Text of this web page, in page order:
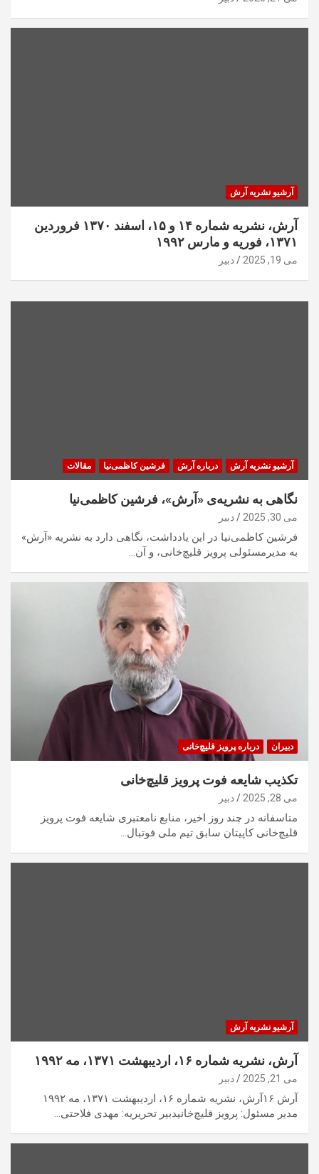
آرشیو نشریه آرش
آرش، نشریه شماره ۱۴ و ۱۵، اسفند ۱۳۷۰ فروردین
۱۳۷۱، فوریه و مارس ۱۹۹۲
می 19, 2025 دبیر
آرشیو نشریه آرش درباره آرش فرشین کاظمی‌نیا مقالات
نگاهی به نشریه‌ی «آرش»، فرشین کاظمی‌نیا
می 30, 2025 دبیر
فرشین کاظمی‌نیا در این یادداشت، نگاهی دارد به نشریه «آرش»
به مدیرمسئولی پرویز قلیچ‌خانی، و آن…
دبیران درباره پرویز قلیچ‌خانی
تکذیب شایعه فوت پرویز قلیچ‌خانی
می 28, 2025 دبیر
متاسفانه در چند روز اخیر، منابع نامعتبری شایعه فوت پرویز
قلیچ‌خانی کاپیتان سابق تیم ملی فوتبال…
آرشیو نشریه آرش
آرش، نشریه شماره ۱۶، اردیبهشت ۱۳۷۱، مه ۱۹۹۲
می 21, 2025 دبیر
آرش ۱۶آرش، نشریه شماره ۱۶، اردیبهشت ۱۳۷۱، مه ۱۹۹۲
مدیر مسئول: پرویز قلیچ‌خانیدبیر تحریریه: مهدی فلاحتی…